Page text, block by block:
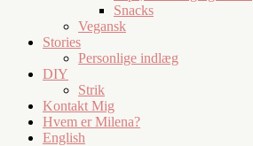
Snacks
Vegansk
Stories
Personlige indlæg
DIY
Strik
Kontakt Mig
Hvem er Milena?
English